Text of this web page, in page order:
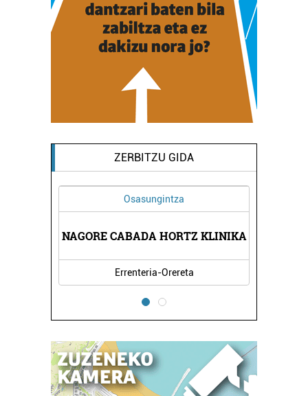
ZERBITZU GIDA
Osasungintza
NAGORE CABADA HORTZ KLINIKA
Errenteria-Orereta